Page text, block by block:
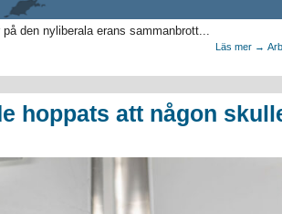
den nyliberala erans sammanbrott...
Läs mer →
hoppats att någon